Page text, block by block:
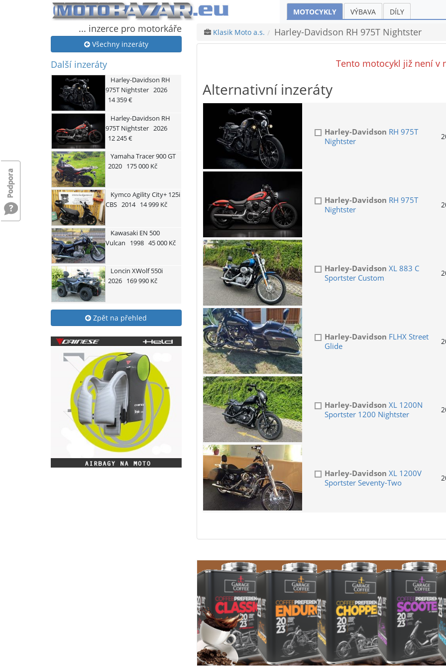
MOTOCYKLY VÝBAVA DÍLY
... inzerce pro motorkáře
Všechny inzeráty
Další inzeráty
Harley-Davidson RH
975T Nightster 2026
14 359 €
Harley-Davidson RH
975T Nightster 2026
12 245 €
YamahaTracer 900 GT
2020 175 000 Kč
Kymco Agility City+ 125i
CBS 2014 14 999 Kč
KawasakiEN 500
Vulcan
1998 45 000 Kč
Loncin XWolf 550i
2026 169 990 Kč
Zpět na přehled
Klasik Moto a.s. Harley-Davidson RH 975T Nightster
Tento motocykl již není v
Alternativní inzeráty
Harley-Davidson RH 975T
Nightster
Harley-Davidson RH 975T
Nightster
Harley-Davidson XL 883 C
Sportster Custom
Harley-Davidson FLHX Street
Glide
Harley-Davidson XL 1200N
Sportster 1200 Nightster
Harley-Davidson XL 1200V
Sportster Seventy-Two